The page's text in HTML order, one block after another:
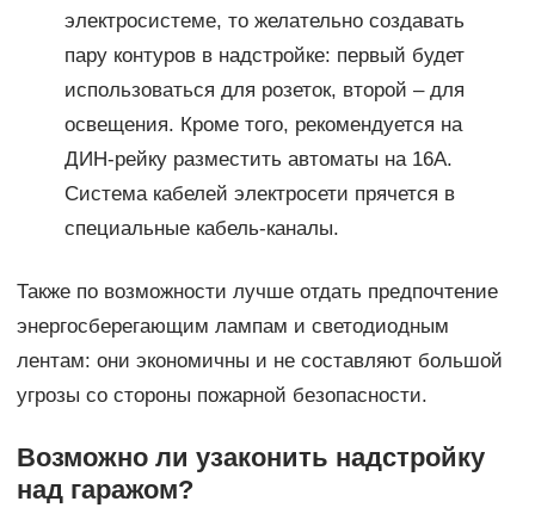
электросистеме, то желательно создавать
пару контуров в надстройке: первый будет
использоваться для розеток, второй – для
освещения. Кроме того, рекомендуется на
ДИН-рейку разместить автоматы на 16А.
Система кабелей электросети прячется в
специальные кабель-каналы.
Также по возможности лучше отдать предпочтение
энергосберегающим лампам и светодиодным
лентам: они экономичны и не составляют большой
угрозы со стороны пожарной безопасности.
Возможно ли узаконить надстройку
над гаражом?